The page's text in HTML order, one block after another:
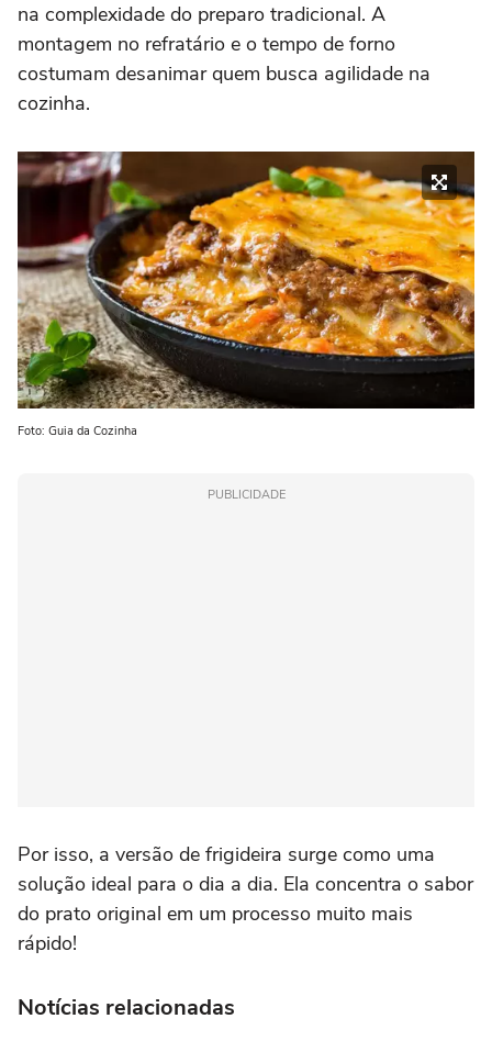
na complexidade do preparo tradicional. A
montagem no refratário e o tempo de forno
costumam desanimar quem busca agilidade na
cozinha.
Foto: Guia da Cozinha
PUBLICIDADE
Por isso, a versão de frigideira surge como uma
solução ideal para o dia a dia. Ela concentra o sabor
do prato original em um processo muito mais
rápido!
Notícias relacionadas